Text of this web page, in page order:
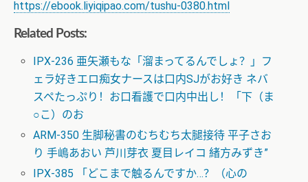
https://ebook.liyiqipao.com/tushu-0380.html
Related Posts:
IPX-236 亜矢瀬もな「溜まってるんでしょ？」フ
ェラ好きエロ痴女ナースは口内SJがお好き ネバ
スペたっぷり！お口看護で口内中出し！「下（ま
○こ）のお
ARM-350 生脚秘書のむちむち太腿接待 平子さお
り 手嶋あおい 芦川芽衣 夏目レイコ 緒方みずき”
IPX-385 「どこまで触るんですか…？（心の